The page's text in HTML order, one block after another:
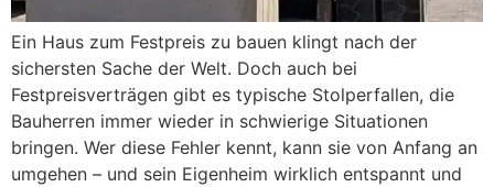
Ein Haus zum Festpreis zu bauen klingt nach der
sichersten Sache der Welt. Doch auch bei
Festpreisverträgen gibt es typische Stolperfallen, die
Bauherren immer wieder in schwierige Situationen
bringen. Wer diese Fehler kennt, kann sie von Anfang an
umgehen – und sein Eigenheim wirklich entspannt und